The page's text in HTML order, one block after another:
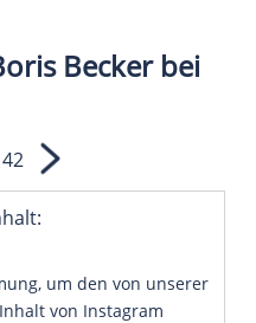
Becker bei
um den von unserer
von Instagram